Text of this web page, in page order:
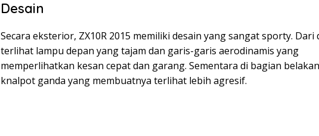
Desain
Secara eksterior, ZX10R 2015 memiliki desain yang sangat sporty. Dari
terlihat lampu depan yang tajam dan garis-garis aerodinamis yang
memperlihatkan kesan cepat dan garang. Sementara di bagian
knalpot ganda yang membuatnya terlihat lebih agresif.